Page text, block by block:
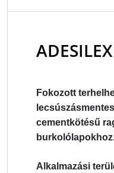
Fokozott
cementkötésű
Alkalmazási